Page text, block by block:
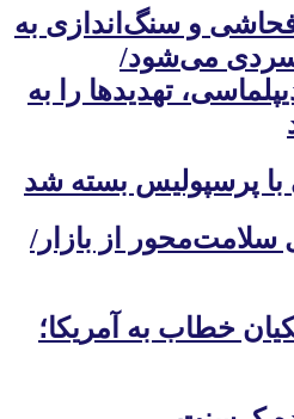
و سنگ‌اندازی به
می‌شود/
تهدیدها را به
با پرسپولیس بسته شد
محصول سلامت‌محور از بازار/
خطاب به آمریکا؛